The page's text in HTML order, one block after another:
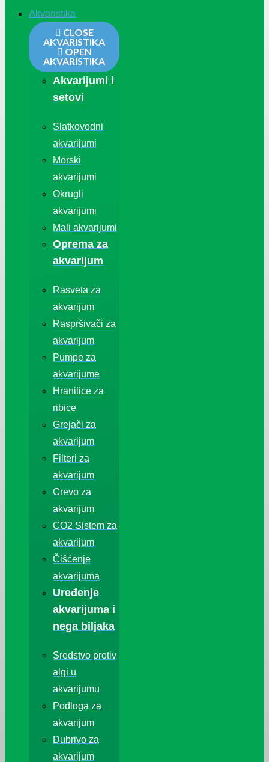
Akvaristika
CLOSE
AKVARISTIKA
OPEN
AKVARISTIKA
Akvarijumi i
setovi
Slatkovodni
akvarijumi
Morski
akvarijumi
Okrugli
akvarijumi
Mali akvarijumi
Oprema za
akvarijum
Rasveta za
akvarijum
Raspršivači za
akvarijum
Pumpe za
akvarijume
Hranilice za
ribice
Grejači za
akvarijum
Filteri za
akvarijum
Crevo za
akvarijum
CO2 Sistem za
akvarijum
Čišćenje
akvarijuma
Uređenje
akvarijuma i
nega biljaka
Sredstvo protiv
algi u
akvarijumu
Podloga za
akvarijum
Đubrivo za
akvarijum